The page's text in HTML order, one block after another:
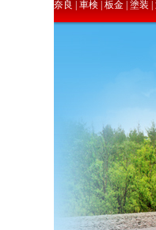
奈良 | 車検 | 板金 | 塗装